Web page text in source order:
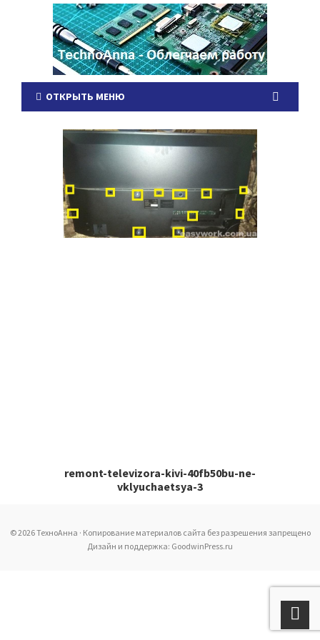
ОТКРЫТЬ МЕНЮ
remont-televizora-kivi-40fb50bu-ne-
vklyuchaetsya-3
© 2026 ТехноАнна · Копирование материалов сайта без разрешения запрещено
Дизайн и поддержка: GoodwinPress.ru